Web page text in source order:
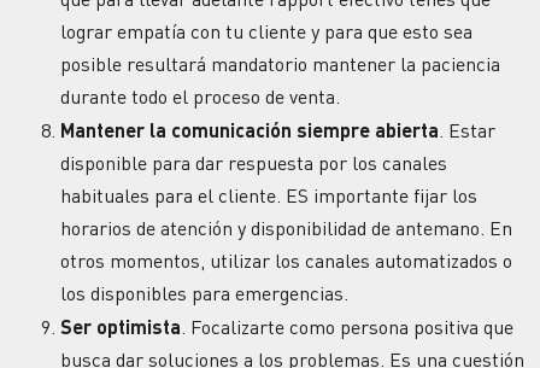
lograr empatía con tu cliente y para que esto sea
posible resultará mandatorio mantener la paciencia
durante todo el proceso de venta.
Mantener la comunicación siempre abierta . Estar
disponible para dar respuesta por los canales
habituales para el cliente. ES importante fijar los
horarios de atención y disponibilidad de antemano. En
otros momentos, utilizar los canales automatizados o
los disponibles para emergencias.
Ser optimista . Focalizarte como persona positiva que
busca dar soluciones a los problemas. Es una cuestión